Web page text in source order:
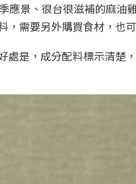
應景、很台很滋補的麻油
，需要另外購買食材，也
處是，成分配料標示清楚